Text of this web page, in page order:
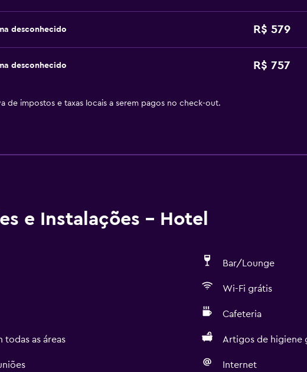
desconhecido R$ 579
desconhecido R$ 757
de impostos e taxas locais a serem pagos no check-out.
e Instalações - Hotel
Bar/Lounge
Wi-Fi grátis
Cafeteria
as áreas Artigos de higiene
Internet